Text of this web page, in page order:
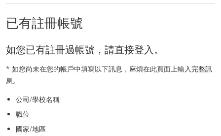
已有註冊帳號
如您已有註冊過帳號，請直接登入。
* 如您尚未在您的帳戶中填寫以下訊息，麻煩在此頁面上輸入完整訊
息。
公司/學校名稱
職位
國家/地區